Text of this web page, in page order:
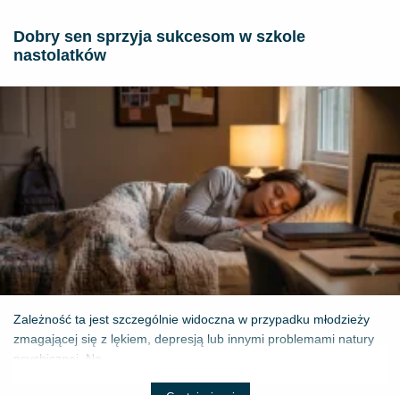
Dobry sen sprzyja sukcesom w szkole
nastolatków
Zależność ta jest szczególnie widoczna w przypadku młodzieży
zmagającej się z lękiem, depresją lub innymi problemami natury
psychicznej. Na...